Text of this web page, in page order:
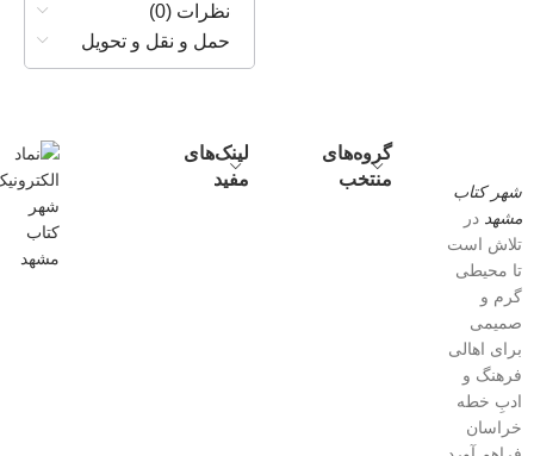
نظرات (0)
حمل و نقل و تحویل
شهر کتاب
مشهد در
تلاش است
تا محیطی
گرم و
صمیمی
برای اهالی
فرهنگ و
ادبِ خطه
خراسان
گروه‌های
منتخب
لینک‌های
مفید